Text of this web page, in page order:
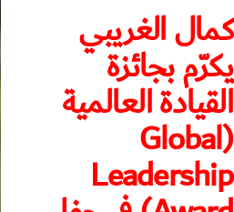
كمال الغريبي
يكرّم بجائزة
القيادة العالمية
(Global
Leadership